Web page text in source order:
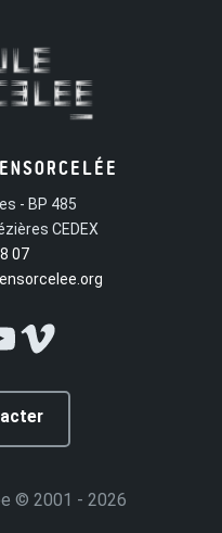
- BP 485
CEDEX
07
Vimeo
© 2001 - 2026